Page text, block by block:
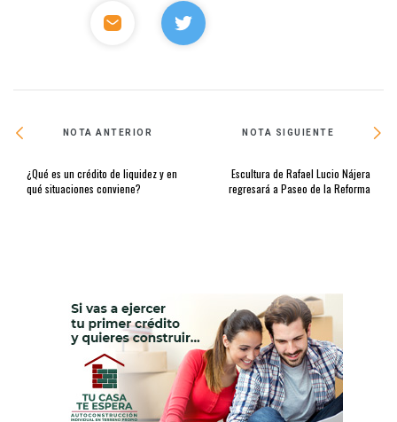
NOTA ANTERIOR
¿Qué es un crédito de liquidez y en
qué situaciones conviene?
NOTA SIGUIENTE
Escultura de Rafael Lucio Nájera
regresará a Paseo de la Reforma